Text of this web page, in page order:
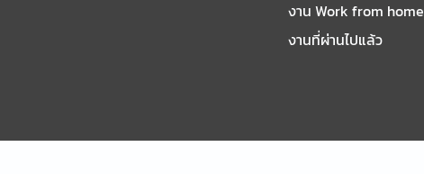
งาน Work from home
งานที่ผ่านไปแล้ว